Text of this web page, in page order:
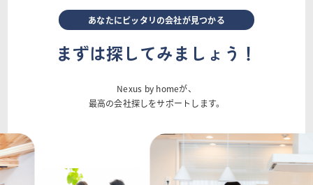
あなたにピッタリの会社が見つかる
まずは探してみましょう！
Nexus by homeが、
最高の会社探しをサポートします。